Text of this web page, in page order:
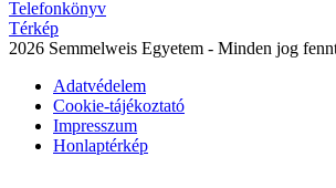
Telefonkönyv
Térkép
2026 Semmelweis Egyetem - Minden jog
Adatvédelem
Cookie-tájékoztató
Impresszum
Honlaptérkép